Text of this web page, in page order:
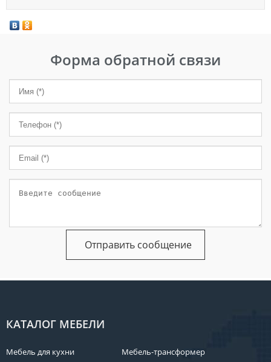
Форма обратной связи
КАТАЛОГ МЕБЕЛИ
Мебель для кухни
Мебель-трансформер